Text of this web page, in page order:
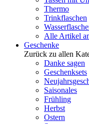
Thermo
Trinkflaschen
Alle Artikel
Geschenke
Zurück zu allen
Danke sagen
Geschenksets
Saisonales
Frühling
Herbst
Ostern